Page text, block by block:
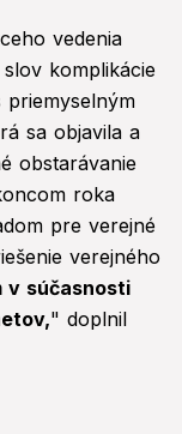
vedenia
komplikácie
priemyselným
sa objavila a
obstarávanie
roka
pre verejné
verejného
v súčasnosti
" doplnil